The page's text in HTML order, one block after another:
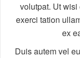
volutpat. Ut
exerci tation
ex
Duis autem vel